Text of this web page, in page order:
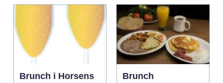
Brunch i Horsens
Brunch